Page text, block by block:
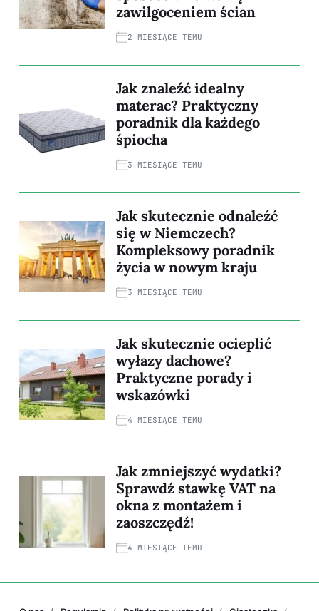
zawilgoceniem ścian
2 MIESIĄCE TEMU
Jak znaleźć idealny
materac? Praktyczny
poradnik dla każdego
śpiocha
3 MIESIĄCE TEMU
Jak skutecznie odnaleźć
się w Niemczech?
Kompleksowy poradnik
życia w nowym kraju
3 MIESIĄCE TEMU
Jak skutecznie ocieplić
wyłazy dachowe?
Praktyczne porady i
wskazówki
4 MIESIĄCE TEMU
Jak zmniejszyć wydatki?
Sprawdź stawkę VAT na
okna z montażem i
zaoszczędź!
4 MIESIĄCE TEMU